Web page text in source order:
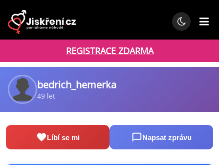
REGISTRACE ZDARMA
bedrich_hemerka
49 let
Líbí se mi Napsat zprávu